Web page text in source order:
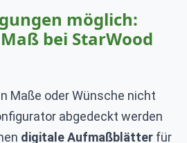
möglich:
bei StarWood
Maße oder Wünsche nicht
abgedeckt werden
digitale Aufmaßblätter für